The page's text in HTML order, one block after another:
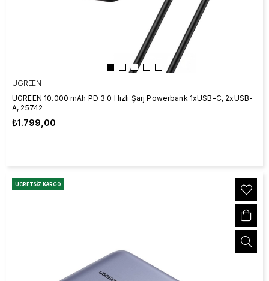
UGREEN
UGREEN 10.000 mAh PD 3.0 Hızlı Şarj Powerbank 1xUSB-C, 2xUSB-
A, 25742
₺1.799,00
ÜCRETSIZ KARGO